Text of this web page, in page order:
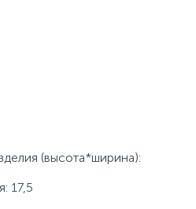
(высота*ширина):
17,5